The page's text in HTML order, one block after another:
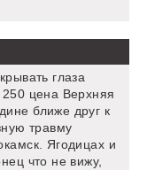
глаза
цена Верхняя
ближе друг к
травму
Ягодицах и
что не вижу,